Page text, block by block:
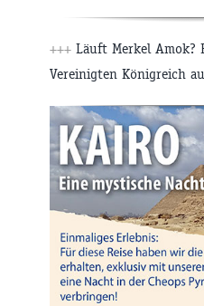
+++ Läuft Merkel Amok?
Vereinigten Königreich